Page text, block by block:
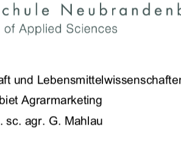
ft und
Agrarmarketing
sc. agr. G. Mahlau